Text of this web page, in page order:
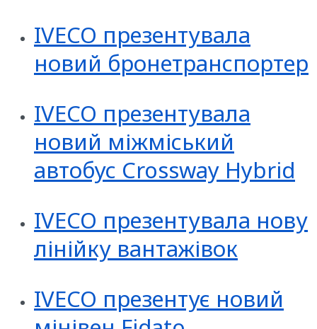
IVECO презентувала
новий бронетранспортер
IVECO презентувала
новий міжміський
автобус Crossway Hybrid
IVECO презентувала нову
лінійку вантажівок
IVECO презентує новий